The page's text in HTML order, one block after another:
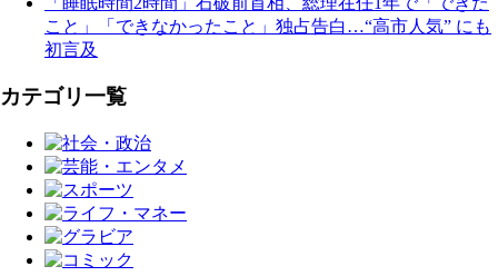
こと」「できなかったこと」独占告白…“高市人気” にも
初言及
カテゴリ一覧